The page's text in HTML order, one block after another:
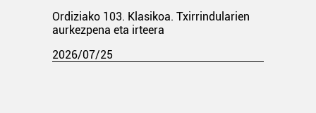
Ordiziako 103. Klasikoa. Txirrindularien
aurkezpena eta irteera
2026/07/25